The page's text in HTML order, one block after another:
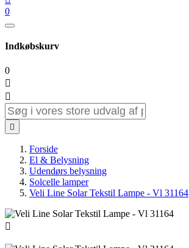
0
Indkøbskurv
0



Forside
El & Belysning
Udendørs belysning
Solcelle lamper
Veli Line Solar Tekstil Lampe - Vl 31164
